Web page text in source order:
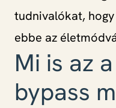
tudnivalókat,
ebbe az
Mi is az
bypass